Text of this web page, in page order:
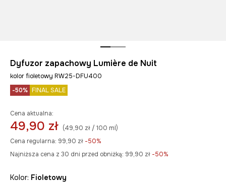
Dyfuzor zapachowy Lumière de Nuit
kolor fioletowy RW25-DFU400
-50% FINAL SALE
Cena aktualna:
49,90 zł (49,90 zł / 100 ml)
Cena regularna: 99,90 zł -50%
Najniższa cena z 30 dni przed obniżką: 99,90 zł -50%
Kolor: fioletowy